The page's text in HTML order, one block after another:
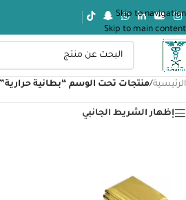
Skip to navigation
Skip to main content
الرئيسية/منتجات تحت الوسم “بطانية حرارية”
إظهار الشريط الجانبي